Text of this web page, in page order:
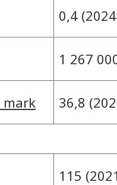
0,4
1 267
mark 36,8
115